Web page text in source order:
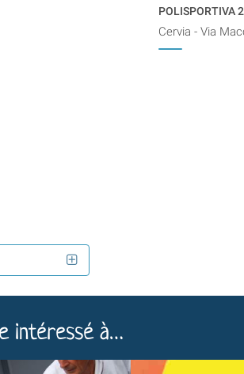
POLISPORTIVA
Cervia - Via
intéressé à…